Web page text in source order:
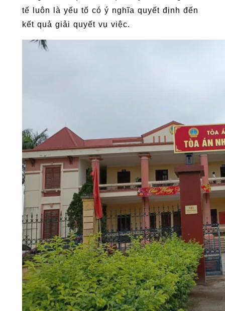
tế luôn là yếu tố có ý nghĩa quyết định đến
kết quả giải quyết vụ việc.